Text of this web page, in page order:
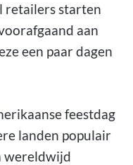
retailers starten
aan
een paar dagen
feestdag
landen populair
wereldwijd